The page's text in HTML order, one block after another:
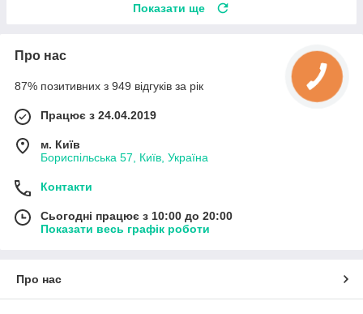
Показати ще
Про нас
87% позитивних з 949 відгуків за рік
Працює з 24.04.2019
м. Київ
Бориспільська 57, Київ, Україна
Контакти
Сьогодні працює з 10:00 до 20:00
Показати весь графік роботи
Про нас